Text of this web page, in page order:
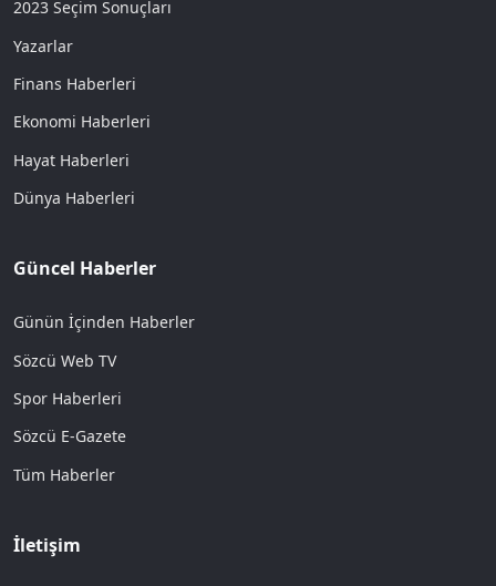
2023 Seçim Sonuçları
Yazarlar
Finans Haberleri
Ekonomi Haberleri
Hayat Haberleri
Dünya Haberleri
Güncel Haberler
Günün İçinden Haberler
Sözcü Web TV
Spor Haberleri
Sözcü E-Gazete
Tüm Haberler
İletişim